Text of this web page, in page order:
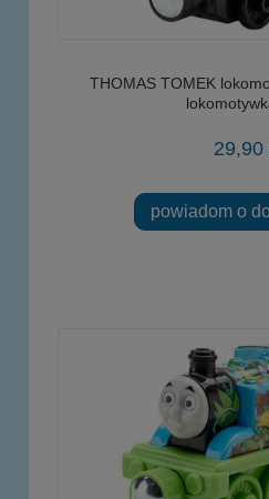
THOMAS TOMEK
29,90
powiadom o